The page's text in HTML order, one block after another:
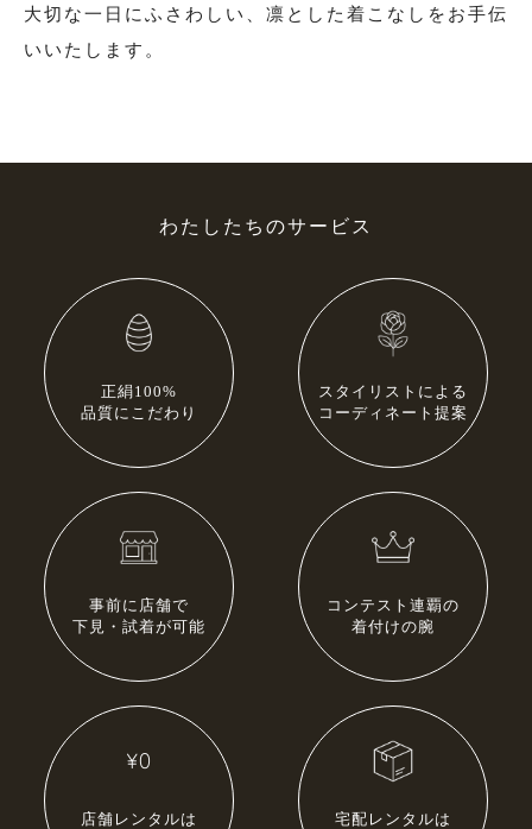
訪問着（袷）
訪問着の商品一覧へ
プラン・料金
成人式プラン
振袖の商品一覧へ
プラン・料金
大きいサイズ一覧へ
大切な一日にふさわしい、凛とした着こなしをお手伝
いいたします。
わたしたちのサービス
正絹100%
品質にこだわり
スタイリストによる
コーディネート提案
事前に店舗で
下見・試着が可能
コンテスト連覇の
着付けの腕
店舗レンタルは
宅配レンタルは